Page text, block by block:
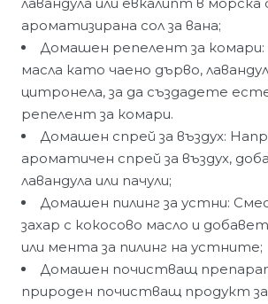
ароматизирана сол за вана;
Домашен репелент за
масла като чаено дърво,
цитронела, за да създадете
репелент за комари.
Домашен спрей за въздух:
ароматичен спрей за въздух,
лавандула или пачули;
Домашен пилинг за устни:
захар с кокосово масло и
или мента за пилинг на устните;
Домашен почистващ
природен почистващ продукт